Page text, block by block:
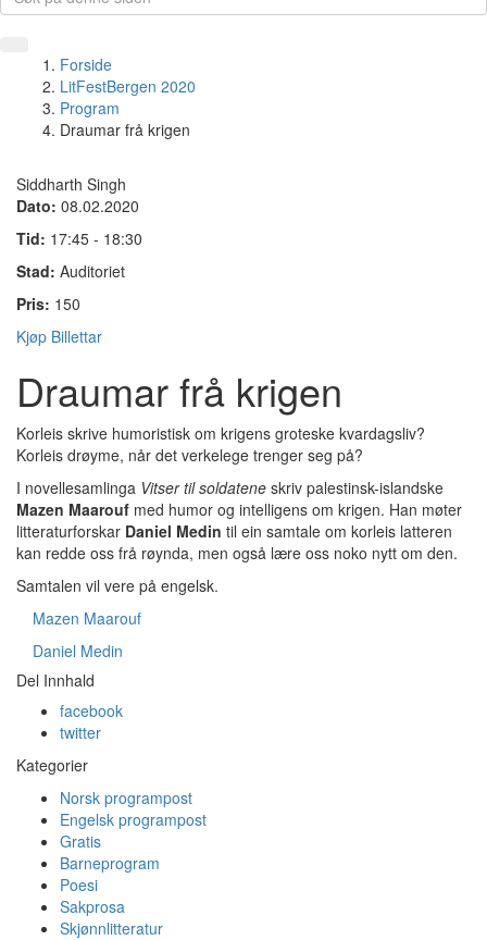
Forside
LitFestBergen 2020
Program
Draumar frå krigen
Siddharth Singh
Dato: 08.02.2020
Tid: 17:45 - 18:30
Stad: Auditoriet
Pris: 150
Kjøp Billettar
Draumar frå krigen
Korleis skrive humoristisk om krigens groteske kvardagsliv?
Korleis drøyme, når det verkelege trenger seg på?
I novellesamlinga Vitser til soldatene skriv palestinsk-islandske
Mazen Maarouf med humor og intelligens om krigen. Han møter
litteraturforskar Daniel Medin til ein samtale om korleis latteren
kan redde oss frå røynda, men også lære oss noko nytt om den.
Samtalen vil vere på engelsk.
Mazen Maarouf
Daniel Medin
Del Innhald
facebook
twitter
Kategorier
Norsk programpost
Engelsk programpost
Gratis
Barneprogram
Poesi
Sakprosa
Skjønnlitteratur